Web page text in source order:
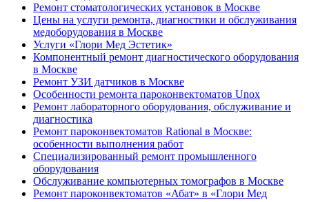
Ремонт стоматологических установок в Москве
Цены на услуги ремонта, диагностики и обслуживания
медоборудования в Москве
Услуги «Глори Мед Эстетик»
Компонентный ремонт диагностического оборудования
в Москве
Ремонт УЗИ датчиков в Москве
Особенности ремонта пароконвектоматов Unox
Ремонт лабораторного оборудования, обслуживание и
диагностика
Ремонт пароконвектоматов Rational в Москве:
особенности выполнения работ
Специализированный ремонт промышленного
оборудования
Обслуживание компьютерных томографов в Москве
Ремонт пароконвектоматов «Абат» в «Глори Мед